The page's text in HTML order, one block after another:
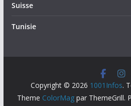
Suisse
Tunisie
Copyright © 2026 1001Infos.
Theme ColorMagpar ThemeGrill.